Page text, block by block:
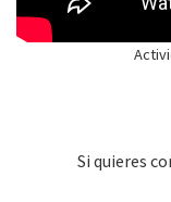
Si quieres